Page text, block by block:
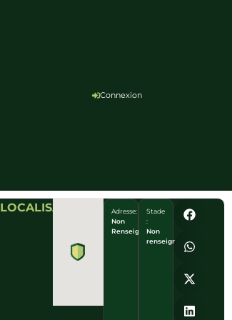
Connexion
LOCALISATION
Adresse:
Non
Renseigné
Stade
:
Non
renseigné